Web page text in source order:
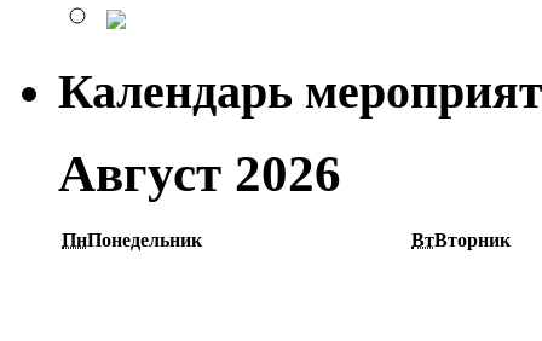
Календарь
Август 2026
ПнПонедельник ВтВторник